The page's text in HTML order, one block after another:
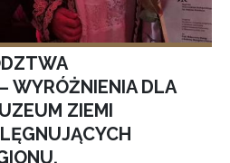
WYRÓŻNIENIA DLA
ZIEMI